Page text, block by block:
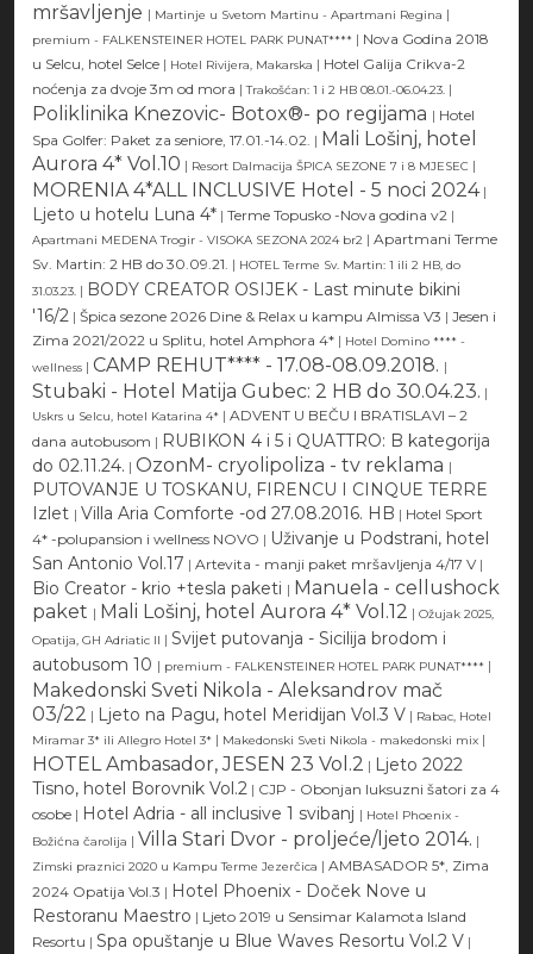
mršavljenje | Martinje u Svetom Martinu - Apartmani Regina |
premium - FALKENSTEINER HOTEL PARK PUNAT**** | Nova Godina 2018
u Selcu, hotel Selce | Hotel Rivijera, Makarska | Hotel Galija Crikva-2
noćenja za dvoje 3m od mora | Trakošćan: 1 i 2 HB 08.01.-06.04.23. |
Poliklinika Knezovic- Botox®- po regijama | Hotel
Spa Golfer: Paket za seniore, 17.01.-14.02. | Mali Lošinj, hotel
Aurora 4* Vol.10 | Resort Dalmacija ŠPICA SEZONE 7 i 8 MJESEC |
MORENIA 4*ALL INCLUSIVE Hotel - 5 noci 2024 |
Ljeto u hotelu Luna 4* | Terme Topusko -Nova godina v2 |
Apartmani MEDENA Trogir - VISOKA SEZONA 2024 br2 | Apartmani Terme
Sv. Martin: 2 HB do 30.09.21. | HOTEL Terme Sv. Martin: 1 ili 2 HB, do
31.03.23. | BODY CREATOR OSIJEK - Last minute bikini
'16/2 | Špica sezone 2026 Dine & Relax u kampu Almissa V3 | Jesen i
Zima 2021/2022 u Splitu, hotel Amphora 4* | Hotel Domino **** -
wellness | CAMP REHUT**** - 17.08-08.09.2018. |
Stubaki - Hotel Matija Gubec: 2 HB do 30.04.23. |
Uskrs u Selcu, hotel Katarina 4* | ADVENT U BEČU I BRATISLAVI – 2
dana autobusom | RUBIKON 4 i 5 i QUATTRO: B kategorija
do 02.11.24. | OzonM- cryolipoliza - tv reklama |
PUTOVANJE U TOSKANU, FIRENCU I CINQUE TERRE
Izlet | Villa Aria Comforte -od 27.08.2016. HB | Hotel Sport
4* -polupansion i wellness NOVO | Uživanje u Podstrani, hotel
San Antonio Vol.17 | Artevita - manji paket mršavljenja 4/17 V |
Bio Creator - krio +tesla paketi | Manuela - cellushock
paket | Mali Lošinj, hotel Aurora 4* Vol.12 | Ožujak 2025,
Opatija, GH Adriatic II | Svijet putovanja - Sicilija brodom i
autobusom 10 | premium - FALKENSTEINER HOTEL PARK PUNAT**** |
Makedonski Sveti Nikola - Aleksandrov mač
03/22 | Ljeto na Pagu, hotel Meridijan Vol.3 V | Rabac, Hotel
Miramar 3* ili Allegro Hotel 3* | Makedonski Sveti Nikola - makedonski mix |
HOTEL Ambasador, JESEN 23 Vol.2 | Ljeto 2022
Tisno, hotel Borovnik Vol.2 | CJP - Obonjan luksuzni šatori za 4
osobe | Hotel Adria - all inclusive 1 svibanj | Hotel Phoenix -
Božićna čarolija | Villa Stari Dvor - proljeće/ljeto 2014. |
Zimski praznici 2020 u Kampu Terme Jezerčica | AMBASADOR 5*, Zima
2024 Opatija Vol.3 | Hotel Phoenix - Doček Nove u
Restoranu Maestro | Ljeto 2019 u Sensimar Kalamota Island
Resortu | Spa opuštanje u Blue Waves Resortu Vol.2 V |